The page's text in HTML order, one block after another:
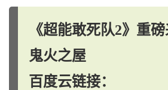
《超能敢死队2》重
鬼火之屋
百度云链接：